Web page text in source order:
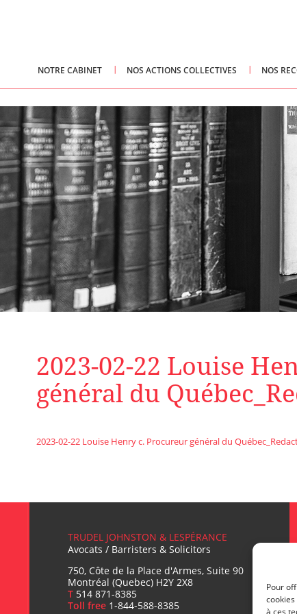
Pour
à ces
NOTRE CABINET NOS ACTIONS COLLECTIVES NOS
2023-02-22 Louise
général du
2023-02-22 Louise Henry c. Procureur général du
TRUDEL JOHNSTON & LESPÉRANCE
Avocats / Barristers & Solicitors
750, Côte de la Place d'Armes, Suite 90
Montréal (Quebec) H2Y 2X8
T 514 871-8385
Toll free 1-844-588-8385